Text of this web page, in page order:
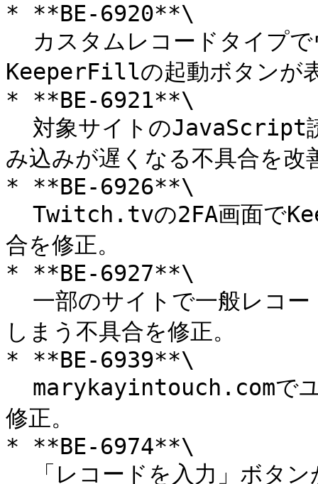
* **BE-6920**\
KeeperFillの起動ボタンが
* **BE-6921**\
み込みが遅くなる不具合を改
* **BE-6926**\
合を修正。
* **BE-6927**\
しまう不具合を修正。
* **BE-6939**\
修正。
* **BE-6974**\